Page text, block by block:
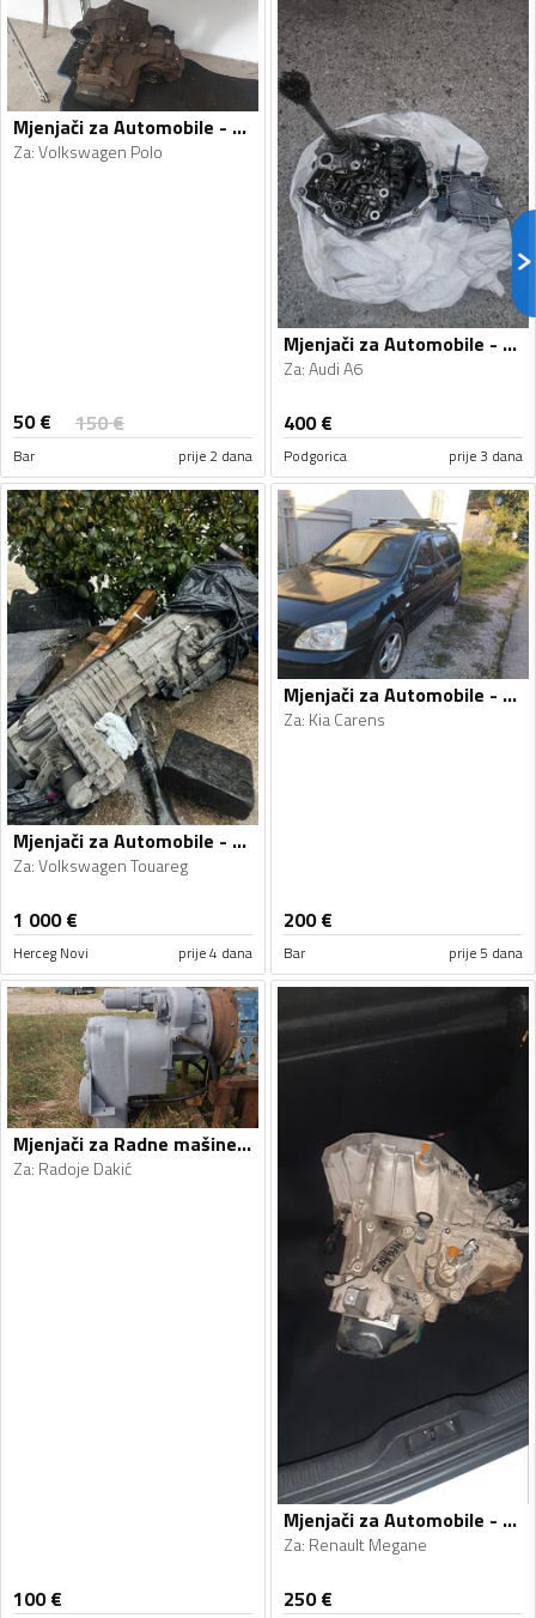
Mjenjači za Automobile - Volkswagen - Polo - 2010
Za:Volkswagen Polo
50€ 150€
Bar prije 2 dana
Mjenjači za Automobile - Audi - A6 - 2010
Za:Audi A6
400€
Podgorica prije 3 dana
Mjenjači za Automobile - Volkswagen - Touareg - 2008
Za:Volkswagen Touareg
1 000€
Herceg Novi prije 4 dana
Mjenjači za Automobile - Kia - Carens - 2005
Za: Kia Carens
200€
Bar prije 5 dana
Mjenjači za Radne mašine - Radoje Dakić, Clark - 1990, 1990
Za: Radoje Dakić
100€
Mjenjači za Automobile - Renault - Megane - 2011, 2013
Za: Renault Megane
250€